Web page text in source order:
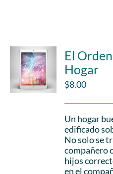
El
Hogar
$8.00
Un hogar
edificado
No solo se
compañero
hijos
en el